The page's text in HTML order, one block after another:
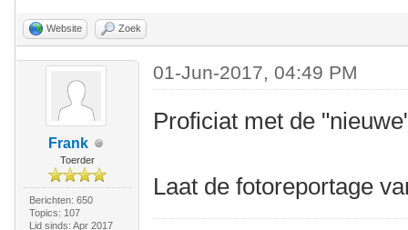
Website Zoek
Frank
Toerder
Berichten: 650
Topics: 107
Lid sinds: Apr 2017
01-Jun-2017, 04:49 PM
Proficiat met de
Laat de fotoreportage